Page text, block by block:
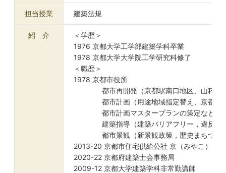
担当授業 建築法規
紹 介
＜学歴＞
1976 京都大学工学部建築学科卒業
1978 京都大学大学院工学研究科修了
＜職歴＞
1978 京都市役所
都市再開発（京都駅南口地区、山科駅
都市計画（用途地域指定替え、京都駅地
都市計画マスタープランの策定など）
建築指導（建築バリアフリー，違反建
都市景観（新景観政策，歴史まちづく
2013-20 京都市住宅供給公社 京（みやこ）安
2020-22 京都府建築士会事務局
2009-12 京都大学建築学科非常勤講師